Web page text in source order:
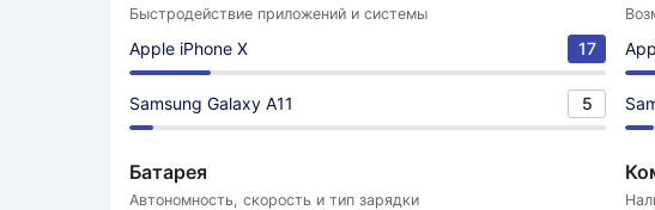
Быстродействие приложений и системы
Apple iPhone X 17
Samsung Galaxy A11 5
Батарея
Автономность, скорость и тип зарядки